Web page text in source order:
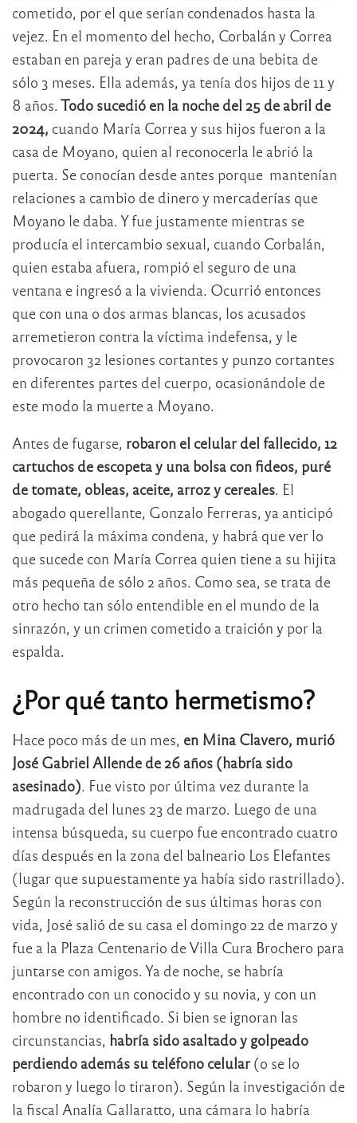
cometido, por el que serían condenados hasta la
vejez. En el momento del hecho, Corbalán y Correa
estaban en pareja y eran padres de una bebita de
sólo 3 meses. Ella además, ya tenía dos hijos de 11 y
8 años. Todo sucedió en la noche del 25 de abril de
2024, cuando María Correa y sus hijos fueron a la
casa de Moyano, quien al reconocerla le abrió la
puerta. Se conocían desde antes porque mantenían
relaciones a cambio de dinero y mercaderías que
Moyano le daba. Y fue justamente mientras se
producía el intercambio sexual, cuando Corbalán,
quien estaba afuera, rompió el seguro de una
ventana e ingresó a la vivienda. Ocurrió entonces
que con una o dos armas blancas, los acusados
arremetieron contra la víctima indefensa, y le
provocaron 32 lesiones cortantes y punzo cortantes
en diferentes partes del cuerpo, ocasionándole de
este modo la muerte a Moyano.
Antes de fugarse, robaron el celular del fallecido, 12
cartuchos de escopeta y una bolsa con fideos, puré
de tomate, obleas, aceite, arroz y cereales. El
abogado querellante, Gonzalo Ferreras, ya anticipó
que pedirá la máxima condena, y habrá que ver lo
que sucede con María Correa quien tiene a su hijita
más pequeña de sólo 2 años. Como sea, se trata de
otro hecho tan sólo entendible en el mundo de la
sinrazón, y un crimen cometido a traición y por la
espalda.
¿Por qué tanto hermetismo?
Hace poco más de un mes, en Mina Clavero, murió
José Gabriel Allende de 26 años (habría sido
asesinado). Fue visto por última vez durante la
madrugada del lunes 23 de marzo. Luego de una
intensa búsqueda, su cuerpo fue encontrado cuatro
días después en la zona del balneario Los Elefantes
(lugar que supuestamente ya había sido rastrillado).
Según la reconstrucción de sus últimas horas con
vida, José salió de su casa el domingo 22 de marzo y
fue a la Plaza Centenario de Villa Cura Brochero para
juntarse con amigos. Ya de noche, se habría
encontrado con un conocido y su novia, y con un
hombre no identificado. Si bien se ignoran las
circunstancias, habría sido asaltado y golpeado
perdiendo además su teléfono celular (o se lo
robaron y luego lo tiraron). Según la investigación de
la fiscal Analía Gallaratto, una cámara lo habría